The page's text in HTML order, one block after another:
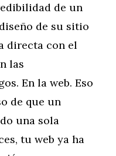
de un
de su sitio
directa con el
las
En la web. Eso
de que un
una sola
tu web ya ha